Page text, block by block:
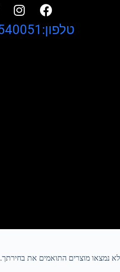
טלפון:077-5540051
לא נמצאו מוצרים התואמים את בחירתך.